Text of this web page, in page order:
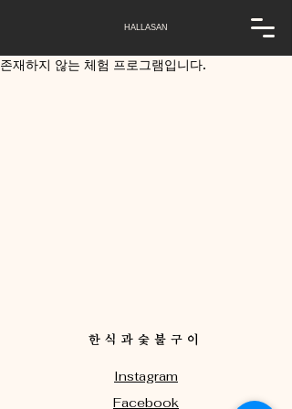
HALLASAN
존재하지 않는 체험 프로그램입니다.
한식과숯불구이
Instagram
Facebook